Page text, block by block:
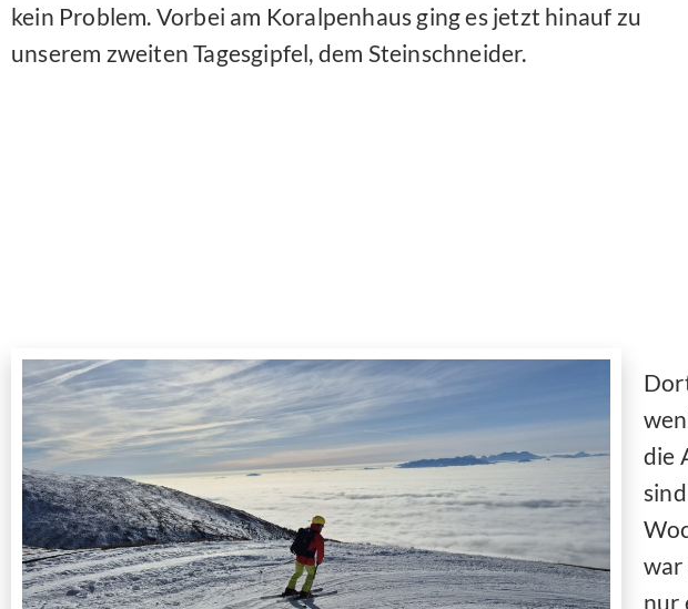
kein Problem. Vorbei am Koralpenhaus ging es jetzt hinauf zu
unserem zweiten Tagesgipfel, dem Steinschneider.
die
war
nur